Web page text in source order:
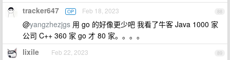
88
tracker647 OP Feb 18, 2023
@yangzhezjgs 用 go 的好像更少吧 我看了牛客 Java 1000 家
公司 C++ 360 家 go 才 80 家。。。。
89
lixile Feb 22, 2023